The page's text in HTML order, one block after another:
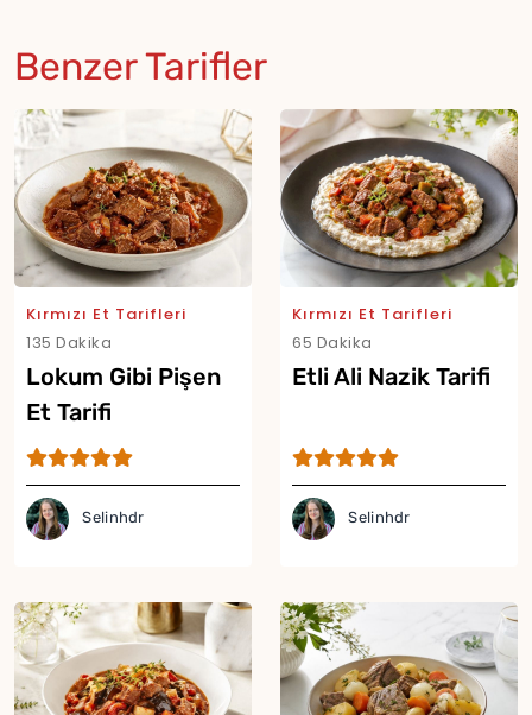
Benzer Tarifler
Kırmızı Et Tarifleri
135 Dakika
Lokum Gibi Pişen
Et Tarifi
Selinhdr
Kırmızı Et Tarifleri
65 Dakika
Etli Ali Nazik Tarifi
Selinhdr